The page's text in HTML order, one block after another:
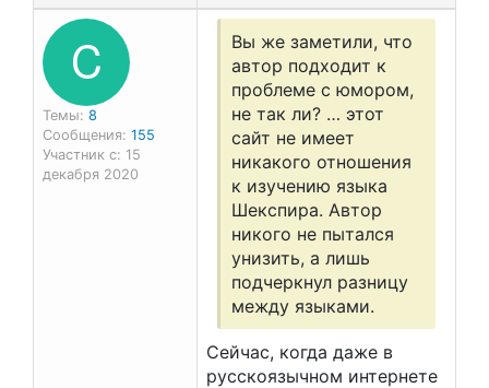
C
Темы: 8
Сообщения: 155
Участник с: 15
декабря 2020
Вы же заметили, что
автор подходит к
проблеме с юмором,
не так ли? … этот
сайт не имеет
никакого отношения
к изучению языка
Шекспира. Автор
никого не пытался
унизить, а лишь
подчеркнул разницу
между языками.
Сейчас, когда даже в
русскоязычном интернете